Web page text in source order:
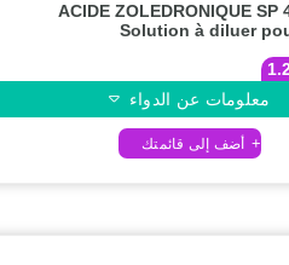
ACIDE ZOLEDRONIQUE SP
Solution à diluer
معلومات عن الدواء